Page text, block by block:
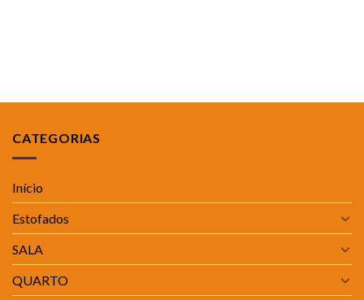
CATEGORIAS
Início
Estofados
SALA
QUARTO